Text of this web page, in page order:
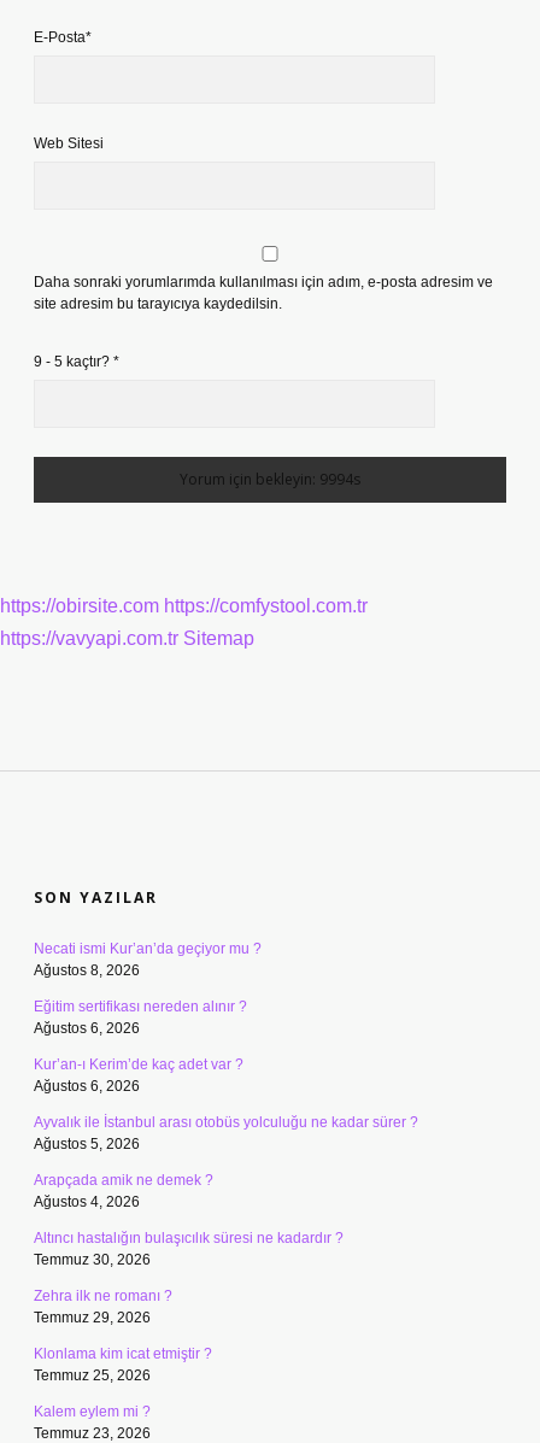
E-Posta*
Web Sitesi
Daha sonraki yorumlarımda kullanılması için adım, e-posta adresim ve
site adresim bu tarayıcıya kaydedilsin.
9 - 5 kaçtır? *
https://obirsite.com https://comfystool.com.tr
https://vavyapi.com.tr Sitemap
SON YAZILAR
Necati ismi Kur’an’da geçiyor mu ?
Ağustos 8, 2026
Eğitim sertifikası nereden alınır ?
Ağustos 6, 2026
Kur’an-ı Kerim’de kaç adet var ?
Ağustos 6, 2026
Ayvalık ile İstanbul arası otobüs yolculuğu ne kadar sürer ?
Ağustos 5, 2026
Arapçada amik ne demek ?
Ağustos 4, 2026
Altıncı hastalığın bulaşıcılık süresi ne kadardır ?
Temmuz 30, 2026
Zehra ilk ne romanı ?
Temmuz 29, 2026
Klonlama kim icat etmiştir ?
Temmuz 25, 2026
Kalem eylem mi ?
Temmuz 23, 2026